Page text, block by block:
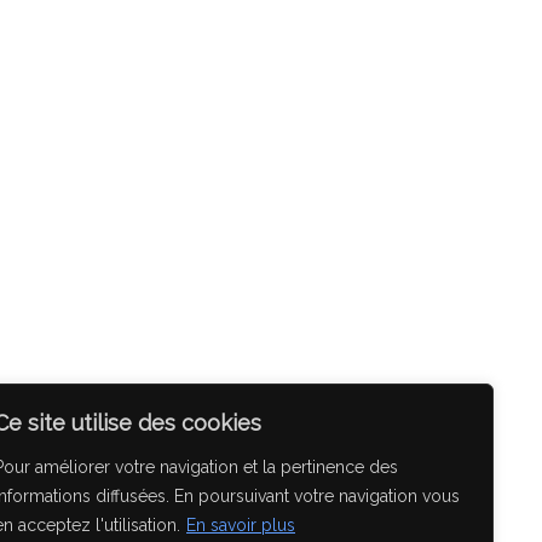
site utilise des cookies
améliorer votre navigation et la pertinence des
diffusées. En poursuivant votre navigation vous
acceptez l'utilisation.
En savoir plus
Ingénierie Ouvrages d’art
Planchais